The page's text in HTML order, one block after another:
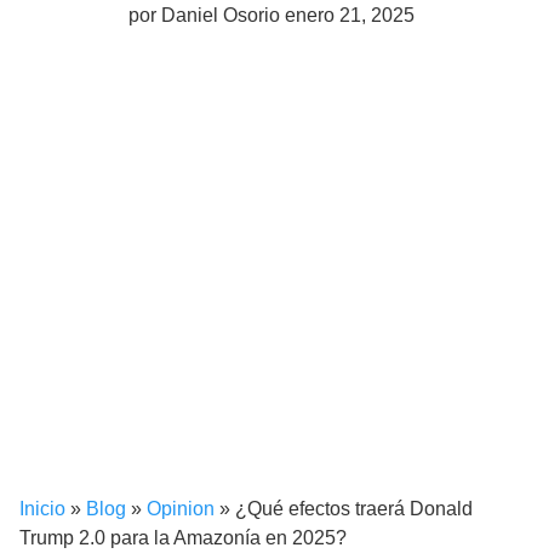
por Daniel Osorio enero 21, 2025
Inicio » Blog » Opinion » ¿Qué efectos traerá Donald
Trump 2.0 para la Amazonía en 2025?